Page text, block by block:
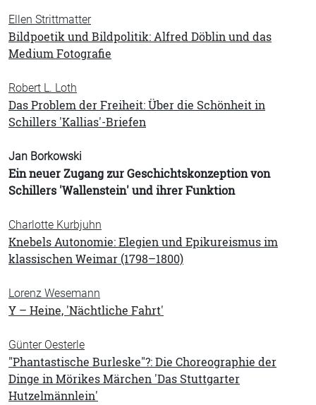
Ellen Strittmatter
Bildpoetik und Bildpolitik: Alfred Döblin und das
Medium Fotografie
Robert L. Loth
Das Problem der Freiheit: Über die Schönheit in
Schillers 'Kallias'-Briefen
Jan Borkowski
Ein neuer Zugang zur Geschichtskonzeption von
Schillers 'Wallenstein' und ihrer Funktion
Charlotte Kurbjuhn
Knebels Autonomie: Elegien und Epikureismus im
klassischen Weimar (1798–1800)
Lorenz Wesemann
Y – Heine, 'Nächtliche Fahrt'
Günter Oesterle
"Phantastische Burleske"?: Die Choreographie der
Dinge in Mörikes Märchen 'Das Stuttgarter
Hutzelmännlein'